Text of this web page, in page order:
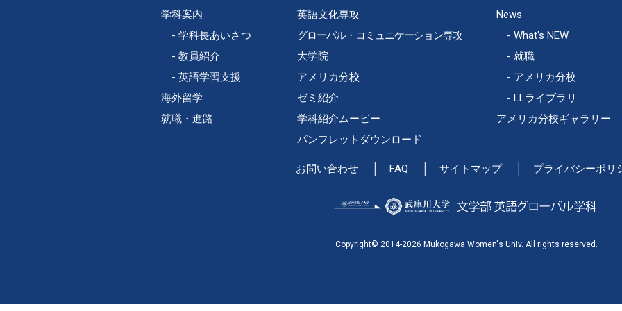
学科案内
学科長あいさつ
教員紹介
英語学習支援
海外留学
就職・進路
英語文化専攻
グローバル・コミュニケーション専攻
大学院
アメリカ分校
ゼミ紹介
学科紹介ムービー
パンフレットダウンロード
News
What's NEW
就職
アメリカ分校
LLライブラリ
アメリカ分校ギャラリー
お問い合わせ FAQ サイトマップ プライバシーポリ
Copyright© 2014-2026 Mukogawa Women's Univ. All rights reserved.